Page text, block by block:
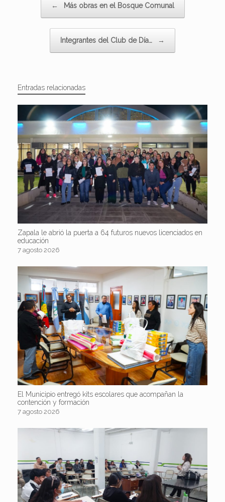
← Más obras en el Bosque Comunal
Integrantes del Club de Día… →
Entradas relacionadas
Zapala le abrió la puerta a 64 futuros nuevos licenciados en
educación
7 agosto 2026
El Municipio entregó kits escolares que acompañan la
contención y formación
7 agosto 2026